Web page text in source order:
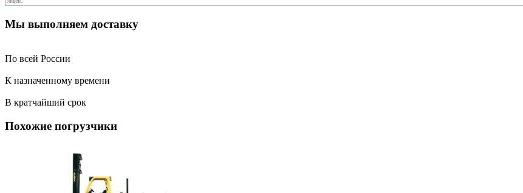
Мы выполняем доставку
По всей России
К назначенному времени
В кратчайший срок
Похожие погрузчики